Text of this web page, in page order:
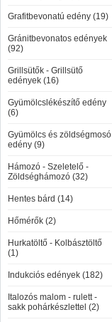
Grafitbevonatú edény (19)
Gránitbevonatos edények
(92)
Grillsütők - Grillsütő
edények (16)
Gyümölcslékészítő edény
(6)
Gyümölcs és zöldségmosó
edény (9)
Hámozó - Szeletelő -
Zöldséghámozó (32)
Hentes bárd (14)
Hőmérők (2)
Hurkatöltő - Kolbásztöltő
(1)
Indukciós edények (182)
Italozós malom - rulett -
sakk pohárkészlettel (2)